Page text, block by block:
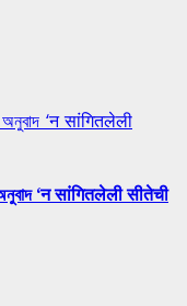
অনুবাদ ‘न सांगितलेली
অনুবাদ ‘न सांगितलेली सीतेची